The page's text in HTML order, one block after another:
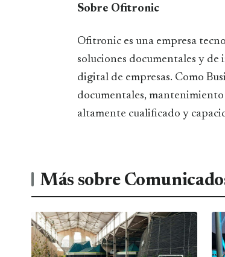
Sobre Ofitronic
Ofitronic es una empresa
soluciones documentales y
digital de empresas. Como
documentales,
altamente cualificado y
Más sobre